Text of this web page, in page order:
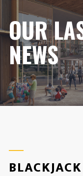
OUR
NEWS